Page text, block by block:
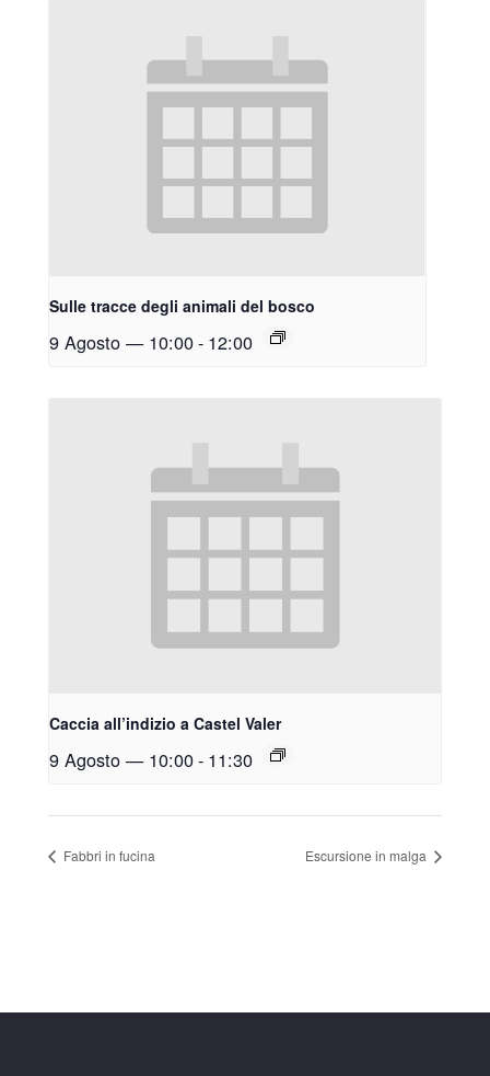
Sulle tracce degli animali del bosco
9 Agosto — 10:00- 12:00
Caccia all’indizio a Castel Valer
9 Agosto — 10:00- 11:30
Fabbri in fucina Escursione in malga